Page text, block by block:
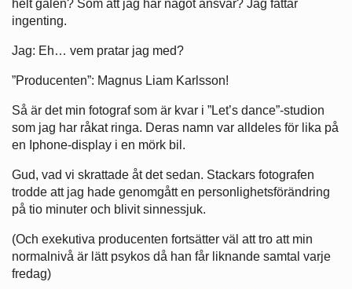
helt galen? Som att jag har något ansvar? Jag fattar
ingenting.
Jag: Eh… vem pratar jag med?
”Producenten”: Magnus Liam Karlsson!
Så är det min fotograf som är kvar i ”Let’s dance”-studion
som jag har råkat ringa. Deras namn var alldeles för lika på
en Iphone-display i en mörk bil.
Gud, vad vi skrattade åt det sedan. Stackars fotografen
trodde att jag hade genomgått en personlighetsförändring
på tio minuter och blivit sinnessjuk.
(Och exekutiva producenten fortsätter väl att tro att min
normalnivå är lätt psykos då han får liknande samtal varje
fredag)